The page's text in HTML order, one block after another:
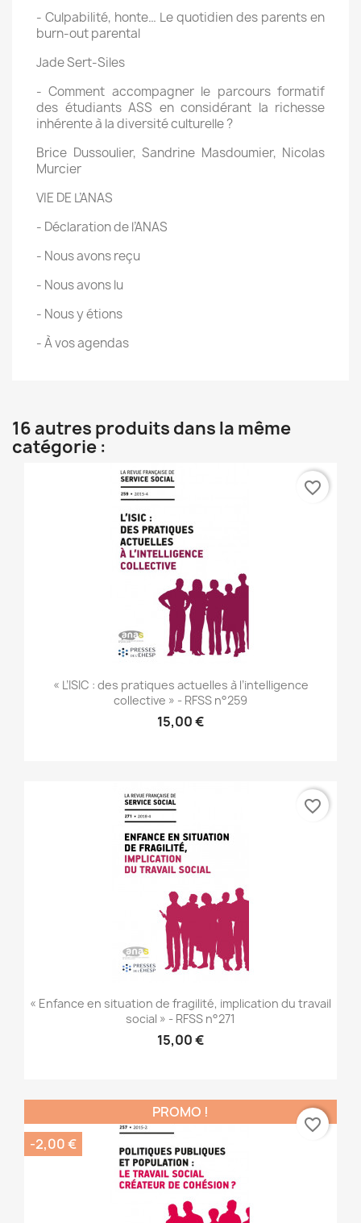
- Culpabilité, honte… Le quotidien des parents en
burn-out parental
Jade Sert-Siles
- Comment accompagner le parcours formatif
des étudiants ASS en considérant la richesse
inhérente à la diversité culturelle ?
Brice Dussoulier, Sandrine Masdoumier, Nicolas
Murcier
VIE DE L’ANAS
- Déclaration de l’ANAS
- Nous avons reçu
- Nous avons lu
- Nous y étions
- À vos agendas
16 autres produits dans la même
catégorie :
« L’ISIC : des pratiques actuelles à l’intelligence
collective » - RFSS n°259
15,00 €
favorite_border
« Enfance en situation de fragilité, implication du travail
social » - RFSS n°271
15,00 €
favorite_border
PROMO !
-2,00 €
favorite_border